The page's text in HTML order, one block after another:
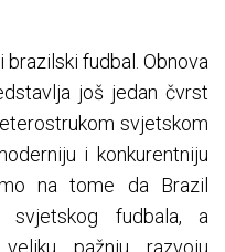
brazilski fudbal. Obnova
još jedan čvrst
svjetskom
i konkurentniju
na tome da Brazil
svjetskog fudbala, a
pažnju razvoju